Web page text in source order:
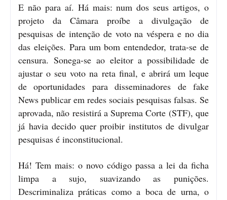
E não para aí. Há mais: num dos seus artigos, o
projeto da Câmara proíbe a divulgação de
pesquisas de intenção de voto na véspera e no dia
das eleições. Para um bom entendedor, trata-se de
censura. Sonega-se ao eleitor a possibilidade de
ajustar o seu voto na reta final, e abrirá um leque
de oportunidades para disseminadores de fake
News publicar em redes sociais pesquisas falsas. Se
aprovada, não resistirá a Suprema Corte (STF), que
já havia decido quer proibir institutos de divulgar
pesquisas é inconstitucional.
Há! Tem mais: o novo código passa a lei da ficha
limpa a sujo, suavizando as punições.
Descriminaliza práticas como a boca de urna, o